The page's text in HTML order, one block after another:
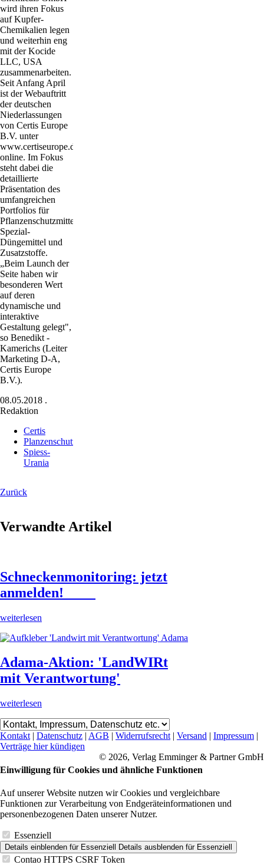
wird ihren Fokus
auf Kupfer-
Chemikalien legen
und weiterhin eng
mit der Kocide
LLC, USA
zusammenarbeiten.
Seit Anfang April
ist der Webauftritt
der deutschen
Niederlassungen
von Certis Europe
B.V. unter
www.certiseurope.de
online. Im Fokus
steht dabei die
detaillierte
Präsentation des
umfangreichen
Portfolios für
Pflanzenschutzmittel,
Spezial-
Düngemittel und
Zusatzstoffe.
„Beim Launch der
Seite haben wir
besonderen Wert
auf deren
dynamische und
interaktive
Gestaltung gelegt",
so Benedikt ­
Kamerichs (Leiter
Marketing D-A,
Certis Europe
B.V.).
08.05.2018 .
Redaktion
Certis
Planzenschutz
Spiess-
Urania
Zurück
Verwandte Artikel
Schneckenmonitoring: jetzt
anmelden!
weiterlesen
Adama-Aktion: 'LandWIRt
mit Verantwortung'
weiterlesen
Kontakt| Datenschutz | AGB | Widerrufsrecht| Versand | Impressum |
Verträge hier kündigen
© 2026, Verlag Emminger & Partner GmbH
Einwilligung für Cookies und ähnliche Funktionen
Auf unserer Website nutzen wir Cookies und vergleichbare
Funktionen zur Verarbeitung von Endgeräteinformationen und
personenbezogenen Daten unserer Nutzer.
Essenziell
Details einblenden für Essenziell Details ausblenden für Essenziell
Contao HTTPS CSRF Token